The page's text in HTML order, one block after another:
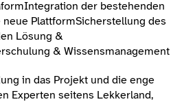
der bestehenden
PlattformSicherstellung des
Lösung &
& Wissensmanagement
in das Projekt und die enge
Experten seitens Lekkerland,